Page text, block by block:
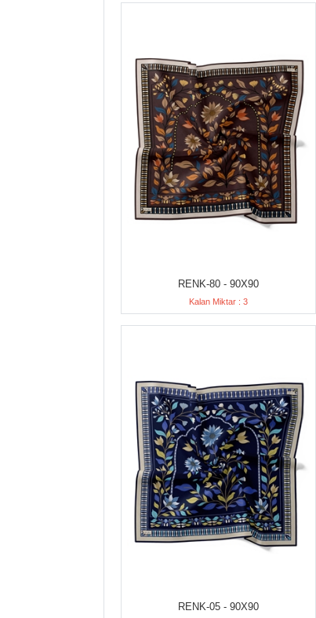
RENK-80 - 90X90
Kalan Miktar : 3
RENK-05 - 90X90